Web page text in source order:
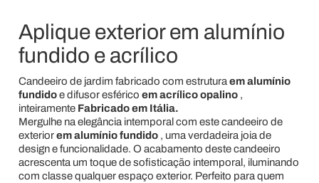
Aplique exterior em alumínio
fundido e acrílico
Candeeiro de jardim fabricado com estrutura em alumínio
fundidoe difusor esférico em acrílico opalino,
inteiramente Fabricado em Itália.
Mergulhe na elegância intemporal com este candeeiro de
exteriorem alumínio fundido, uma verdadeira joia de
design e funcionalidade. O acabamento deste candeeiro
acrescenta um toque de sofisticação intemporal, iluminando
com classe qualquer espaço exterior. Perfeito para quem